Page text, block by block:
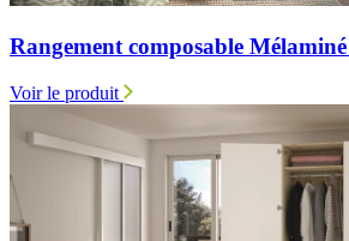
Rangement composable
Voir le produit